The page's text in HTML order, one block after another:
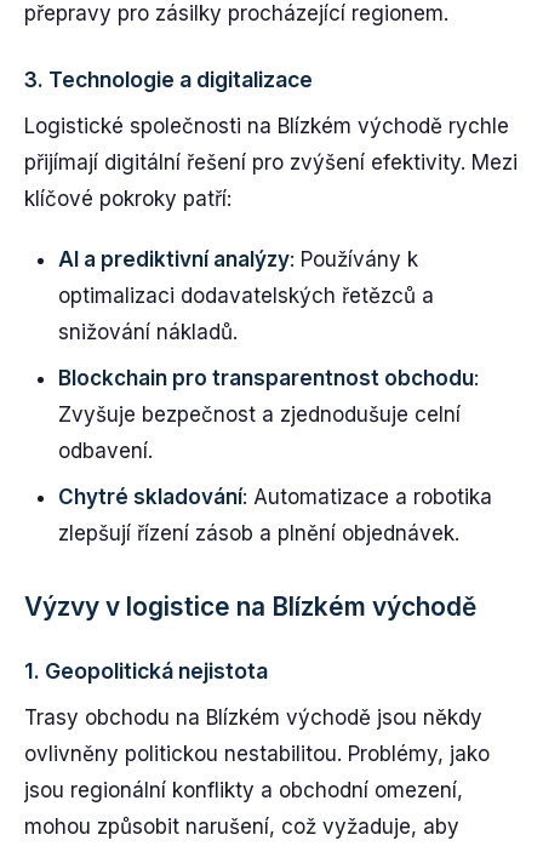
přepravy pro zásilky procházející regionem.
3. Technologie a digitalizace
Logistické společnosti na Blízkém východě rychle
přijímají digitální řešení pro zvýšení efektivity. Mezi
klíčové pokroky patří:
AI a prediktivní analýzy: Používány k
optimalizaci dodavatelských řetězců a
snižování nákladů.
Blockchain pro transparentnost obchodu:
Zvyšuje bezpečnost a zjednodušuje celní
odbavení.
Chytré skladování: Automatizace a robotika
zlepšují řízení zásob a plnění objednávek.
Výzvy v logistice na Blízkém východě
1. Geopolitická nejistota
Trasy obchodu na Blízkém východě jsou někdy
ovlivněny politickou nestabilitou. Problémy, jako
jsou regionální konflikty a obchodní omezení,
mohou způsobit narušení, což vyžaduje, aby